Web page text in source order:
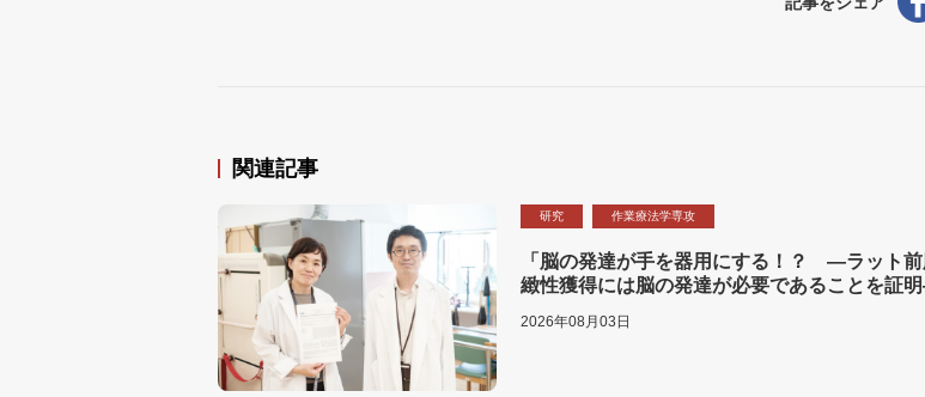
関連記事
研究 作業療法学専攻
「脳の発達が手を器用にする！？ ―ラット
緻性獲得には脳の発達が必要であることを証明
2026年08月03日